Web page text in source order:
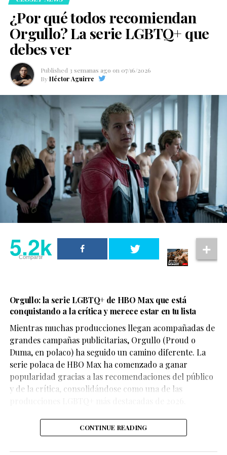
This Before, conducido por Tommy DiDario, el actor de
30 años habló sobre cómo cambió su carrera después
¿Por qué todos recomiendan
Orgullo? La serie LGBTQ+ que
debes ver
Published 3 semanas ago on 07/16/2026
By Héctor Aguirre
5.2k
Compartir
Orgullo: la serie LGBTQ+ de HBO Max que está
conquistando a la crítica y merece estar en tu lista
Mientras muchas producciones llegan acompañadas de
grandes campañas publicitarias, Orgullo (Proud o
Duma, en polaco) ha seguido un camino diferente. La
serie polaca de HBO Max ha comenzado a ganar
popularidad gracias a las recomendaciones del público
y de la crítica, consolidándose como una de las
CONTINUE READING